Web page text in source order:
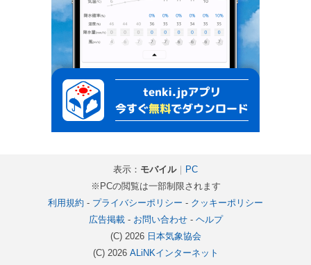
表示： モバイル｜
PC
※PCの閲覧は一部制限されます
利用規約 - プライバシーポリシー - クッキーポリシー
広告掲載- お問い合わせ- ヘルプ
(C) 2026 日本気象協会
(C) 2026 ALiNKインターネット